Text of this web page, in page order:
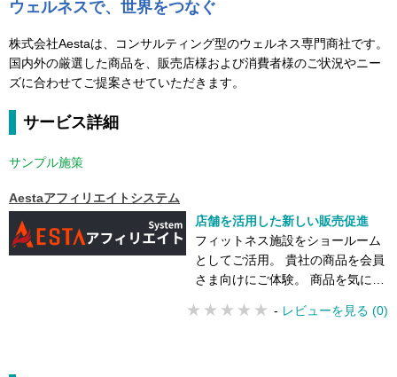
ウェルネスで、世界をつなぐ
株式会社Aestaは、コンサルティング型のウェルネス専門商社です。
国内外の厳選した商品を、販売店様および消費者様のご状況やニー
ズに合わせてご提案させていただきます。
サービス詳細
サンプル施策
Aestaアフィリエイトシステム
店舗を活用した新しい販売促進
フィットネス施設をショールーム
としてご活用。 貴社の商品を会員
さま向けにご体験。 商品を気に入
- レビューを見る (0)